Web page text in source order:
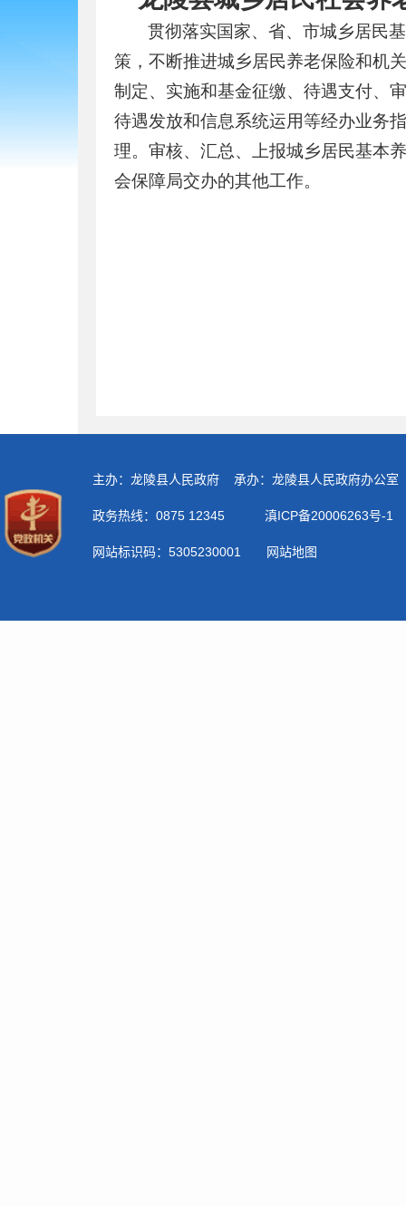
贯彻落实国家、省、市城乡居民
策，不断推进城乡居民养老保险和机
制定、实施和基金征缴、待遇支付、
待遇发放和信息系统运用等经办业务
理。审核、汇总、上报城乡居民基本
会保障局交办的其他工作。